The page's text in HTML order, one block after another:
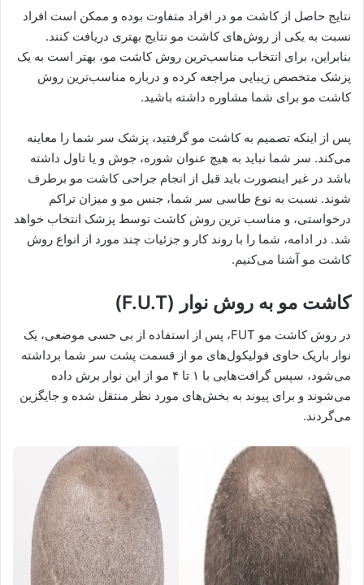
نتایج حاصل از کاشت مو در افراد متفاوت بوده و ممکن است افراد
نسبت به یکی از روش‌های کاشت مو نتایج بهتری دریافت کنند.
بنابراین، برای انتخاب مناسب‌ترین‌ روش‌ کاشت مو، بهتر است به یک
پزشک متخصص زیبایی مراجعه کرده و درباره مناسب‌ترین روش
کاشت مو برای شما مشاوره داشته باشید.
پس از اینکه تصمیم به کاشت مو گرفتید، پزشک سر شما را معاینه
می‌کند. سر شما نباید به هیچ عنوان شوره، جوش و یا تاول داشته
باشد در غیر اینصورت باید قبل از انجام جراحی کاشت مو برطرف
شوند. نسبت به نوع طاسی سر شما، جنس مو و میزان تراکم
درخواستی، و مناسب ترین روش کاشت توسط پزشک انتخاب خواهد
شد. در ادامه، شما را با روند کار و جزئیات چند مورد از انواع روش
کاشت مو آشنا می‌کنیم.
کاشت مو به روش نوار (F.U.T)
در روش کاشت مو FUT، پس از استفاده از بی حسی موضعی، یک
نوار باریک حاوی فولیکول‌های مو از قسمت پشت سر شما برداشته
می‌شود، سپس گرافت‌هایی با ۱ تا ۴ مو از این نوار برش داده
می‌شوند و برای پیوند به بخش‌های مورد نظر منتقل شده و جایگزین
می‌گردند.